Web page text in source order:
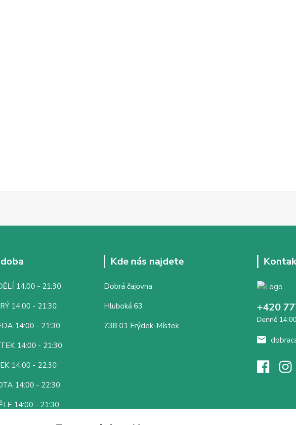
14:00 - 21:30
14:00 - 21:30
14:00 - 21:30
14:00 - 21:30
14:00 - 22:30
14:00 - 22:30
14:00 - 21:30
Kde nás najdete
Dobrá čajovna
Hluboká 63
738 01 Frýdek-Místek
+420
Denně